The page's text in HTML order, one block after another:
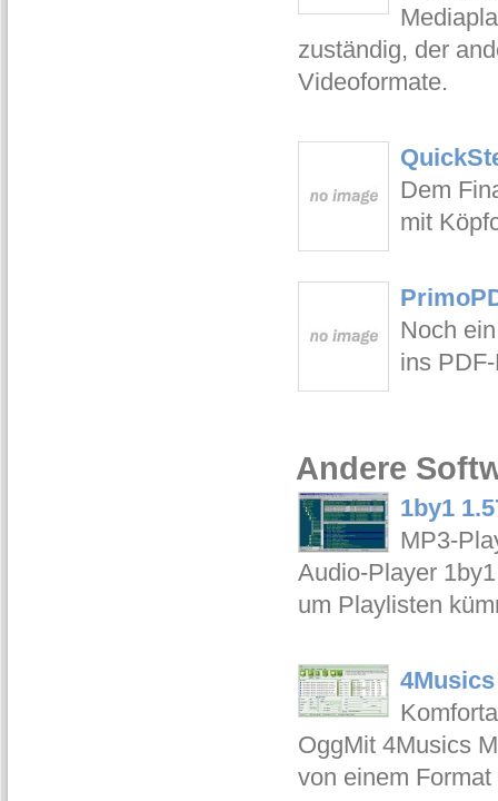
zuständig, der
Videoformate.
Dem
mit
Noch
ins
Andere
1by1
MP3-
Audio-Player
um Playlisten
OggMit 4Musics
von einem